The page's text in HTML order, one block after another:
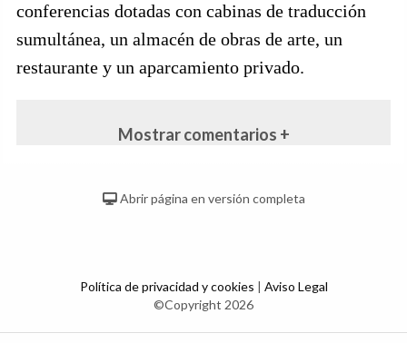
conferencias dotadas con cabinas de traducción
sumultánea, un almacén de obras de arte, un
restaurante y un aparcamiento privado.
Mostrar comentarios +
Abrir página en versión completa
Política de privacidad y cookies | Aviso Legal
©Copyright 2026